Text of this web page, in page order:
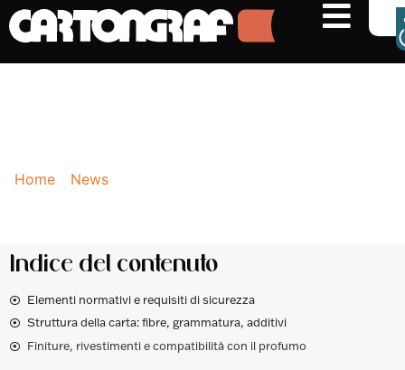
Home News
Indice del contenuto
Elementi normativi e requisiti di sicurezza
Struttura della carta: fibre, grammatura, additivi
Finiture, rivestimenti e compatibilità con il profumo